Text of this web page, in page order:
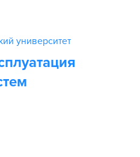
университет